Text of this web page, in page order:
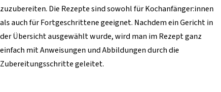
zuzubereiten. Die Rezepte sind sowohl für Kochanfänger:innen
als auch für Fortgeschrittene geeignet. Nachdem ein Gericht in
der Übersicht ausgewählt wurde, wird man im Rezept ganz
einfach mit Anweisungen und Abbildungen durch die
Zubereitungsschritte geleitet.